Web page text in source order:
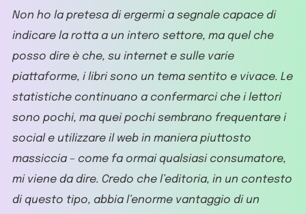
Non ho la pretesa di ergermi a segnale capace di
indicare la rotta a un intero settore, ma quel che
posso dire è che, su internet e sulle varie
piattaforme, i libri sono un tema sentito e vivace. Le
statistiche continuano a confermarci che i lettori
sono pochi, ma quei pochi sembrano frequentare i
social e utilizzare il web in maniera piuttosto
massiccia – come fa ormai qualsiasi consumatore,
mi viene da dire. Credo che l’editoria, in un contesto
di questo tipo, abbia l’enorme vantaggio di un